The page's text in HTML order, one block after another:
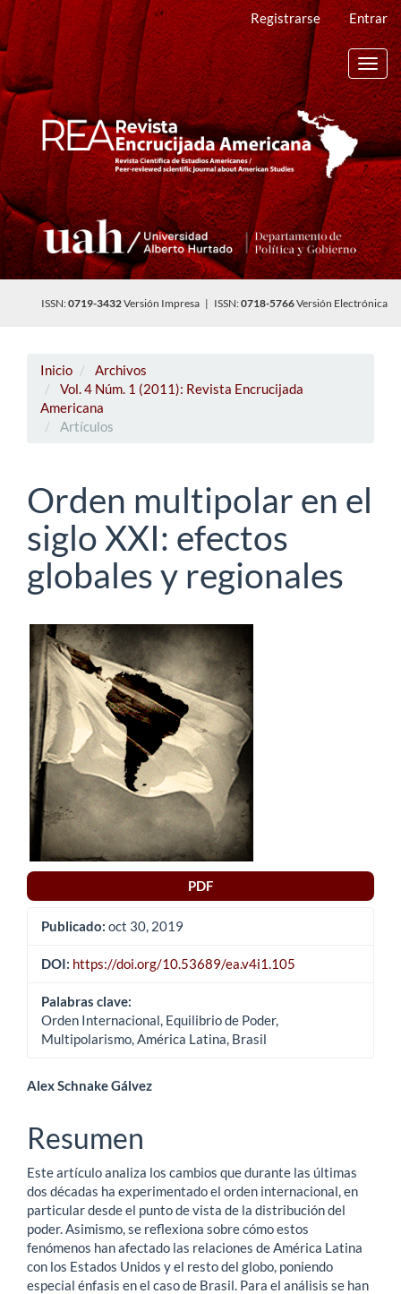
Navegación
principal
Contenido
principal
Barra
lateral
Registrarse Entrar
ISSN:0719-3432Versión Impresa | ISSN:0718-5766Versión Electrónica
Inicio
Archivos
Vol. 4 Núm. 1 (2011): Revista Encrucijada
Americana
Artículos
Orden multipolar en el
siglo XXI: efectos
globales y regionales
Barra
lateral
del
artículo
PDF
Publicado: oct 30, 2019
DOI: https://doi.org/10.53689/ea.v4i1.105
Palabras clave:
Orden Internacional, Equilibrio de Poder,
Multipolarismo, América Latina, Brasil
Contenido
principal
del
artículo
Alex Schnake Gálvez
Resumen
Este artículo analiza los cambios que durante las últimas
dos décadas ha experimentado el orden internacional, en
particular desde el punto de vista de la distribución del
poder. Asimismo, se reflexiona sobre cómo estos
fenómenos han afectado las relaciones de América Latina
con los Estados Unidos y el resto del globo, poniendo
especial énfasis en el caso de Brasil. Para el análisis se han